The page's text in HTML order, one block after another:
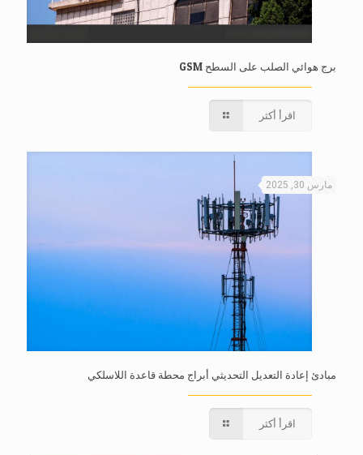
برج هوائي الصلب على السطح GSM
اقرأ أكثر
مارس 30, 2025
مبادئ إعادة التعديل التحديثي أبراج محطة قاعدة اللاسلكي
اقرأ أكثر